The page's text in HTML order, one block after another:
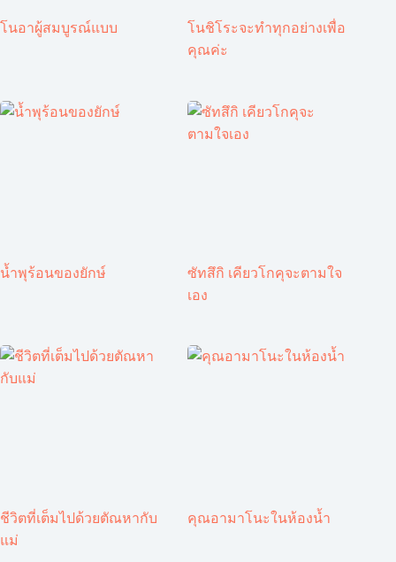
โนอาผู้สมบูรณ์แบบ
โนชิโระจะทำทุกอย่างเพื่อ
คุณค่ะ
น้ำพุร้อนของยักษ์
ซัทสึกิ เคียวโกคุจะตามใจ
เอง
ชีวิตที่เต็มไปด้วยตัณหากับ
แม่
คุณอามาโนะในห้องน้ำ